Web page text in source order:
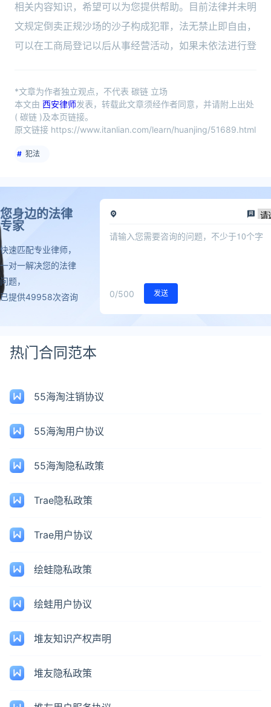
相关内容知识，希望可以为您提供帮助。目前法律并未明
文规定倒卖正规沙场的沙子构成犯罪，法无禁止即自由，
可以在工商局登记以后从事经营活动，如果未依法进行登
*文章为作者独立观点，不代表 碳链 立场
本文由 西安律师发表，转载此文章须经作者同意，并请附上出处
( 碳链 )及本页链接。
原文链接 https://www.itanlian.com/learn/huanjing/51689.html
犯法
您身边的法律
专家
快速匹配专业律师，
一对一解决您的法律
问题，
已提供49958次咨询
0/500 发送
热门合同范本
55海淘注销协议
55海淘用户协议
55海淘隐私政策
Trae隐私政策
Trae用户协议
绘蛙隐私政策
绘蛙用户协议
堆友知识产权声明
堆友隐私政策